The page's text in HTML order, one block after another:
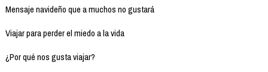
Mensaje navideño que a muchos no gustará
Viajar para perder el miedo a la vida
¿Por qué nos gusta viajar?